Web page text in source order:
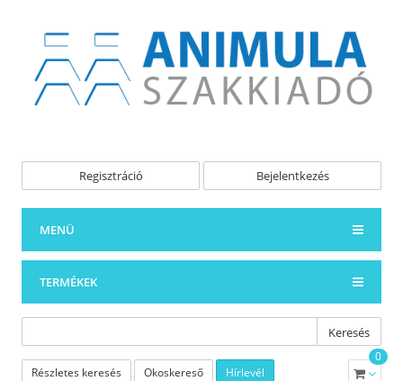
Regisztráció Bejelentkezés
MENÜ
TERMÉKEK
Keresés
Részletes keresés Okoskereső Hírlevél
0